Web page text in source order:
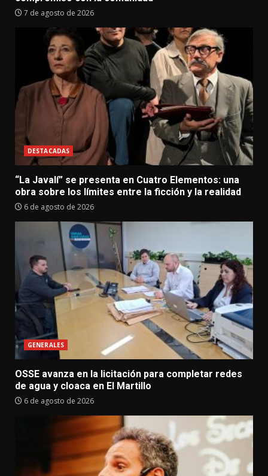
7 de agosto de 2026
DESTACADAS
“La Javalí” se presenta en Cuatro Elementos: una
obra sobre los límites entre la ficción y la realidad
6 de agosto de 2026
GENERALES
OSSE avanza en la licitación para completar redes
de agua y cloaca en El Martillo
6 de agosto de 2026